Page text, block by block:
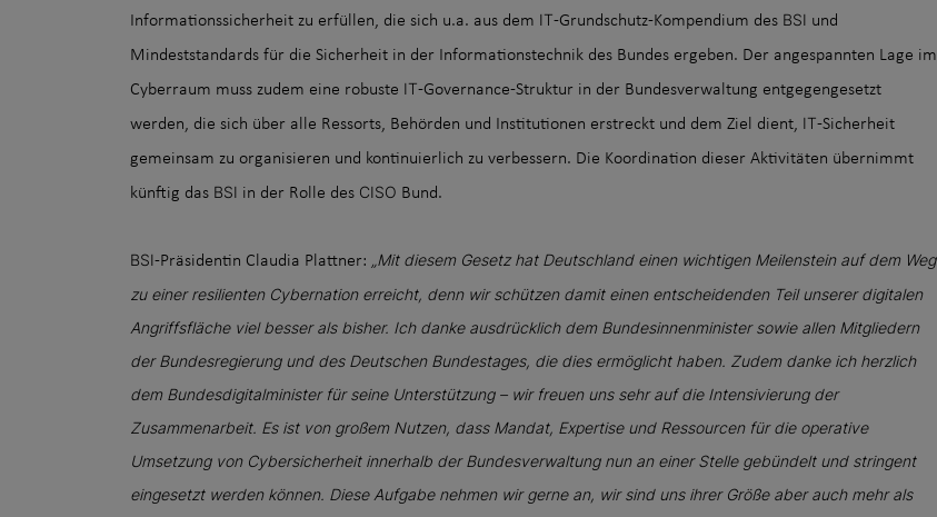
Informationssicherheit zu erfüllen, die sich u.a. aus dem IT-Grundschutz-Kompendium des BSI und
Mindeststandards für die Sicherheit in der Informationstechnik des Bundes ergeben. Der angespannten Lage im
Cyberraum muss zudem eine robuste IT-Governance-Struktur in der Bundesverwaltung entgegengesetzt
werden, die sich über alle Ressorts, Behörden und Institutionen erstreckt und dem Ziel dient, IT-Sicherheit
gemeinsam zu organisieren und kontinuierlich zu verbessern. Die Koordination dieser Aktivitäten übernimmt
künftig das BSI in der Rolle des CISO Bund.
BSI-Präsidentin Claudia Plattner: „Mit diesem Gesetz hat Deutschland einen wichtigen Meilenstein auf dem Weg
zu einer resilienten Cybernation erreicht, denn wir schützen damit einen entscheidenden Teil unserer digitalen
Angriffsfläche viel besser als bisher. Ich danke ausdrücklich dem Bundesinnenminister sowie allen Mitgliedern
der Bundesregierung und des Deutschen Bundestages, die dies ermöglicht haben. Zudem danke ich herzlich
dem Bundesdigitalminister für seine Unterstützung – wir freuen uns sehr auf die Intensivierung der
Zusammenarbeit. Es ist von großem Nutzen, dass Mandat, Expertise und Ressourcen für die operative
Umsetzung von Cybersicherheit innerhalb der Bundesverwaltung nun an einer Stelle gebündelt und stringent
eingesetzt werden können. Diese Aufgabe nehmen wir gerne an, wir sind uns ihrer Größe aber auch mehr als